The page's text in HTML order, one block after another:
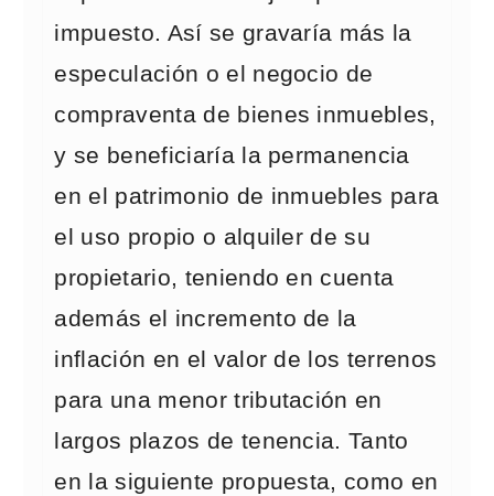
impuesto. Así se gravaría más la
especulación o el negocio de
compraventa de bienes inmuebles,
y se beneficiaría la permanencia
en el patrimonio de inmuebles para
el uso propio o alquiler de su
propietario, teniendo en cuenta
además el incremento de la
inflación en el valor de los terrenos
para una menor tributación en
largos plazos de tenencia. Tanto
en la siguiente propuesta, como en